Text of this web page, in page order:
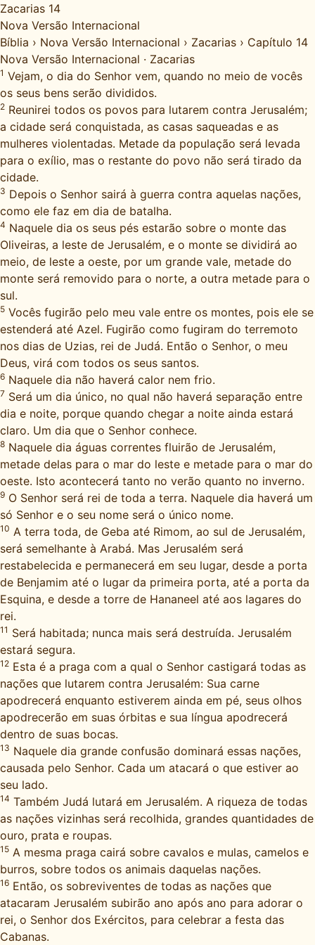
Zacarias 14
Nova Versão Internacional
Bíblia › Nova Versão Internacional › Zacarias › Capítulo 14
Nova Versão Internacional · Zacarias
1 Vejam, o dia do Senhor vem, quando no meio de vocês
os seus bens serão divididos.
2 Reunirei todos os povos para lutarem contra Jerusalém;
a cidade será conquistada, as casas saqueadas e as
mulheres violentadas. Metade da população será levada
para o exílio, mas o restante do povo não será tirado da
cidade.
3 Depois o Senhor sairá à guerra contra aquelas nações,
como ele faz em dia de batalha.
4 Naquele dia os seus pés estarão sobre o monte das
Oliveiras, a leste de Jerusalém, e o monte se dividirá ao
meio, de leste a oeste, por um grande vale, metade do
monte será removido para o norte, a outra metade para o
sul.
5 Vocês fugirão pelo meu vale entre os montes, pois ele se
estenderá até Azel. Fugirão como fugiram do terremoto
nos dias de Uzias, rei de Judá. Então o Senhor, o meu
Deus, virá com todos os seus santos.
6 Naquele dia não haverá calor nem frio.
7 Será um dia único, no qual não haverá separação entre
dia e noite, porque quando chegar a noite ainda estará
claro. Um dia que o Senhor conhece.
8 Naquele dia águas correntes fluirão de Jerusalém,
metade delas para o mar do leste e metade para o mar do
oeste. Isto acontecerá tanto no verão quanto no inverno.
9 O Senhor será rei de toda a terra. Naquele dia haverá um
só Senhor e o seu nome será o único nome.
10 A terra toda, de Geba até Rimom, ao sul de Jerusalém,
será semelhante à Arabá. Mas Jerusalém será
restabelecida e permanecerá em seu lugar, desde a porta
de Benjamim até o lugar da primeira porta, até a porta da
Esquina, e desde a torre de Hananeel até aos lagares do
rei.
11 Será habitada; nunca mais será destruída. Jerusalém
estará segura.
12 Esta é a praga com a qual o Senhor castigará todas as
nações que lutarem contra Jerusalém: Sua carne
apodrecerá enquanto estiverem ainda em pé, seus olhos
apodrecerão em suas órbitas e sua língua apodrecerá
dentro de suas bocas.
13 Naquele dia grande confusão dominará essas nações,
causada pelo Senhor. Cada um atacará o que estiver ao
seu lado.
14 Também Judá lutará em Jerusalém. A riqueza de todas
as nações vizinhas será recolhida, grandes quantidades de
ouro, prata e roupas.
15 A mesma praga cairá sobre cavalos e mulas, camelos e
burros, sobre todos os animais daquelas nações.
16 Então, os sobreviventes de todas as nações que
atacaram Jerusalém subirão ano após ano para adorar o
rei, o Senhor dos Exércitos, para celebrar a festa das
Cabanas.